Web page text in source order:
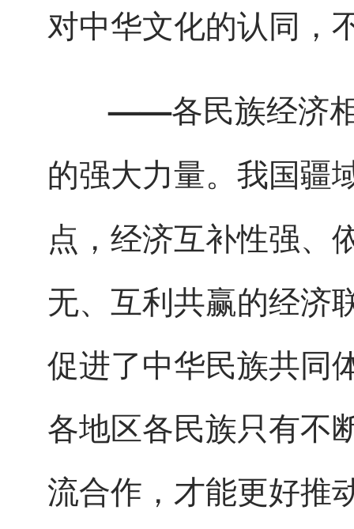
对中华文化的认同，
——各民族经济相
的强大力量。 我国疆
点，经济互补性强、
无、互利共赢的经济
促进了中华民族共同
各地区各民族只有不
流合作，才能更好推